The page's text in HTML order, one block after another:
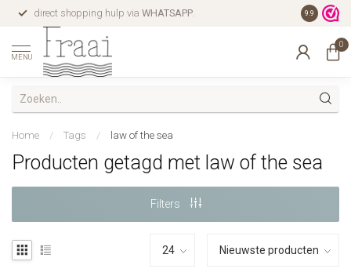
direct shopping hulp via WHATSAPP. gratis
9.9
MENU
0
Home / Tags / law of the sea
Producten getagd met law of the sea
Filters